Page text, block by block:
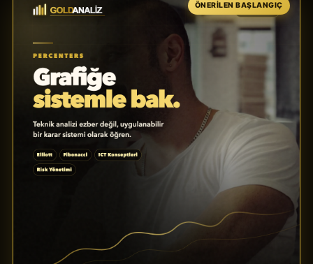
YouTube
Gram Altın 6000 Olur mu? Bitcoin, BIST,
Nasdaq, Gümüş
YouTube
Piyasalar Ayı Sezonuna mı Giriyor?
YouTube
ÖNERILEN BAŞLANGIÇ